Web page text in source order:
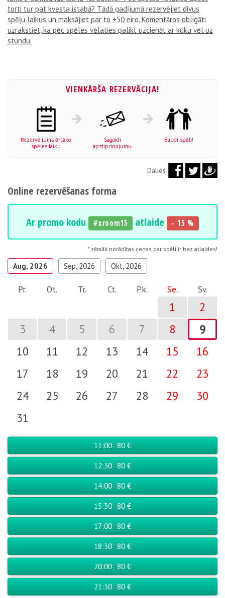
torti tur pat kvesta istabā? Tādā gadījumā rezervējiet divus
spēļu laikus un maksājiet par to +50 eiro. Komentāros obligāti
uzrakstiet, ka pēc spēles vēlaties palikt uzcienāt ar kūku vēl uz
stundu.
VIENKĀRŠA REZERVĀCIJA!
Rezervē jums ērtāko
spēles laiku
Sagaidi
apstiprinājumu
Baudi spēli!
Dalies
Online rezervēšanas forma
Ar promo kodu #xroom15 atlaide - 15 %
* zēmāk norādītas cenas par spēli ir bez atlaides!
Aug, 2026 Sep, 2026 Okt, 2026
Pr. Ot. Tr. Ct. Pk. Se. Sv.
1
2
3
4 5 6 7 8
9
10
11 12 13 14 15
16
17
18 19 20 21 22
23
24
25 26 27 28 29
30
31
11:00 80 €
12:30 80 €
14:00 80 €
15:30 80 €
17:00 80 €
18:30 80 €
20:00 80 €
21:30 80 €